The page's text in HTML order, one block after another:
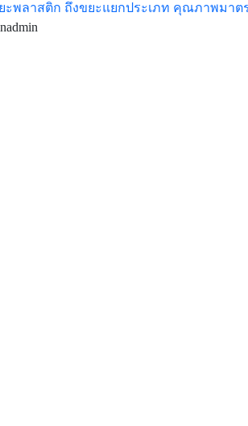
ะพลาสติก ถึงขยะแยกประเภท คุณภาพมาต